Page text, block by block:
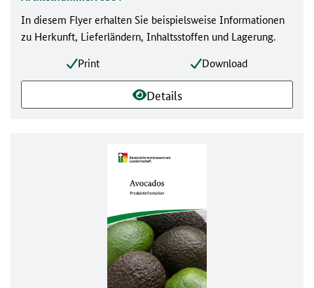
In diesem Flyer erhalten Sie beispielsweise Informationen
zu Herkunft, Lieferländern, Inhaltsstoffen und Lagerung.
Print
Download
Details